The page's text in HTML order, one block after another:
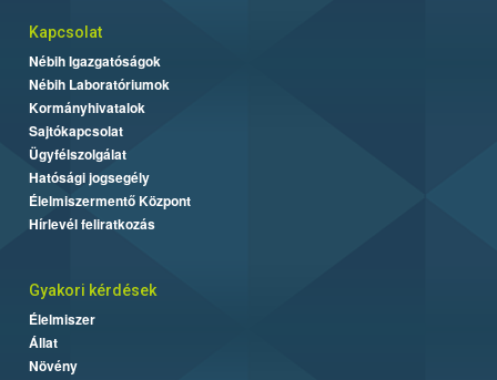
Kapcsolat
Nébih Igazgatóságok
Nébih Laboratóriumok
Kormányhivatalok
Sajtókapcsolat
Ügyfélszolgálat
Hatósági jogsegély
Élelmiszermentő Központ
Hírlevél feliratkozás
Gyakori kérdések
Élelmiszer
Állat
Növény